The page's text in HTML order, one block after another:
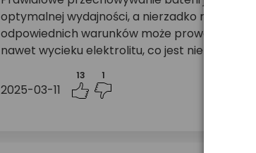
optymalnej wydajności, a nierzadko nawet
odpowiednich warunków może prowadzić do
nawet wycieku elektrolitu, co jest
2025-03-11
13 1